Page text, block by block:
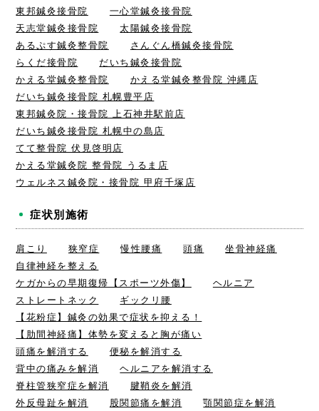
東邦鍼灸接骨院
一心堂鍼灸接骨院
天志堂鍼灸接骨院
太陽鍼灸接骨院
あるぷす鍼灸整骨院
さんぐん橋鍼灸接骨院
らくだ接骨院
だいち鍼灸接骨院
かえる堂鍼灸整骨院
かえる堂鍼灸整骨院 沖縄店
だいち鍼灸接骨院 札幌豊平店
東邦鍼灸院・接骨院 上石神井駅前店
だいち鍼灸接骨院 札幌中の島店
てて整骨院 伏見啓明店
かえる堂鍼灸院 整骨院 うるま店
ウェルネス鍼灸院・接骨院 甲府千塚店
症状別施術
肩こり 狭窄症 慢性腰痛 頭痛
坐骨神経痛
自律神経を整える
ケガからの早期復帰【スポーツ外傷】
ヘルニア
ストレートネック
ギックリ腰
【花粉症】鍼灸の効果で症状を抑える！
【肋間神経痛】体勢を変えると胸が痛い
頭痛を解消する
便秘を解消する
背中の痛みを解消
ヘルニアを解消する
脊柱管狭窄症を解消
腱鞘炎を解消
外反母趾を解消
股関節痛を解消
顎関節症を解消